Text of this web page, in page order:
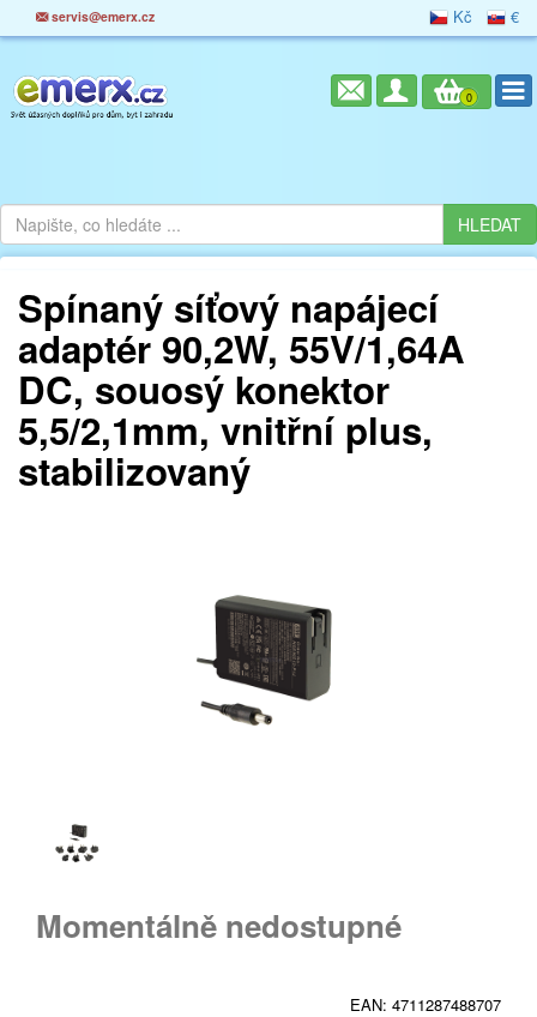
servis@emerx.cz Kč €
0
Spínaný síťový napájecí
adaptér 90,2W, 55V/1,64A
DC, souosý konektor
5,5/2,1mm, vnitřní plus,
stabilizovaný
Momentálně nedostupné
EAN: 4711287488707